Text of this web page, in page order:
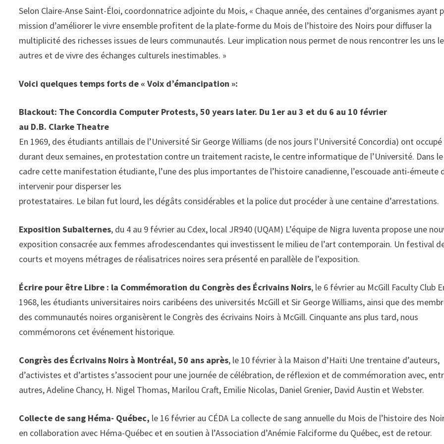
Selon Claire-Anse Saint-Éloi, coordonnatrice adjointe du Mois, « Chaque année, des centaines d’organismes ayant
mission d’améliorer le vivre ensemble profitent de la plate-forme du Mois de l’histoire des Noirs pour diffuser la
multiplicité des richesses issues de leurs communautés. Leur implication nous permet de nous rencontrer les uns
autres et de vivre des échanges culturels inestimables. »
Voici quelques temps forts de « Voix d’émancipation »:
Blackout: The Concordia Computer Protests, 50 years later. Du 1er au 3 et du 6 au 10 février
au D.B. Clarke Theatre
En 1969, des étudiants antillais de l’Université Sir George Williams (de nos jours l’Université Concordia) ont occupé
durant deux semaines, en protestation contre un traitement raciste, le centre informatique de l’Université. Dans le
cadre cette manifestation étudiante, l’une des plus importantes de l’histoire canadienne, l’escouade anti-émeute
intervenir pour disperser les
protestataires. Le bilan fut lourd, les dégâts considérables et la police dut procéder à une centaine d’arrestations.
Exposition Subalternes, du 4 au 9 février au Cdex, local JR940 (UQAM) L’équipe de Nigra Iuventa propose une
exposition consacrée aux femmes afrodescendantes qui investissent le milieu de l’art contemporain. Un festival
courts et moyens métrages de réalisatrices noires sera présenté en parallèle de l’exposition.
Écrire pour être Libre : la Commémoration du Congrès des Écrivains Noirs, le 6 février au McGill Faculty Club
1968, les étudiants universitaires noirs caribéens des universités McGill et Sir George Williams, ainsi que des
des communautés noires organisèrent le Congrès des écrivains Noirs à McGill. Cinquante ans plus tard, nous
commémorons cet événement historique.
Congrès des Écrivains Noirs à Montréal, 50 ans après, le 10 février à la Maison d’Haïti Une trentaine d’auteurs,
d’activistes et d’artistes s’associent pour une journée de célébration, de réflexion et de commémoration avec,
autres, Adeline Chancy, H. Nigel Thomas, Marilou Craft, Emilie Nicolas, Daniel Grenier, David Austin et Webster.
Collecte de sang Héma- Québec, le 16 février au CÉDA La collecte de sang annuelle du Mois de l’histoire des
en collaboration avec Héma-Québec et en soutien à l’Association d’Anémie Falciforme du Québec, est de retour.